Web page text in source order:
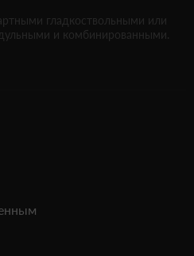
гладкоствольными или
и комбинированными.